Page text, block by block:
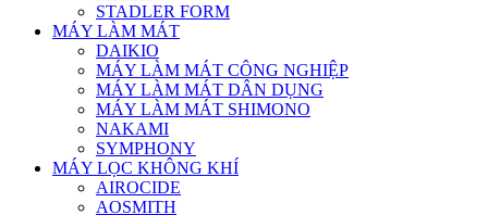
STADLER FORM
MÁY LÀM MÁT
DAIKIO
MÁY LÀM MÁT CÔNG NGHIỆP
MÁY LÀM MÁT DÂN DỤNG
MÁY LÀM MÁT SHIMONO
NAKAMI
SYMPHONY
MÁY LỌC KHÔNG KHÍ
AIROCIDE
AOSMITH